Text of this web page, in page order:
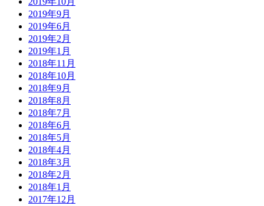
2019年9月
2019年6月
2019年2月
2019年1月
2018年11月
2018年10月
2018年9月
2018年8月
2018年7月
2018年6月
2018年5月
2018年4月
2018年3月
2018年2月
2018年1月
2017年12月